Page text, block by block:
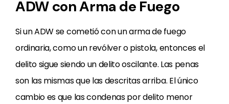
ADW con Arma de Fuego
Si un ADW se cometió con un arma de fuego
ordinaria, como un revólver o pistola, entonces el
delito sigue siendo un delito oscilante. Las penas
son las mismas que las descritas arriba. El único
cambio es que las condenas por delito menor